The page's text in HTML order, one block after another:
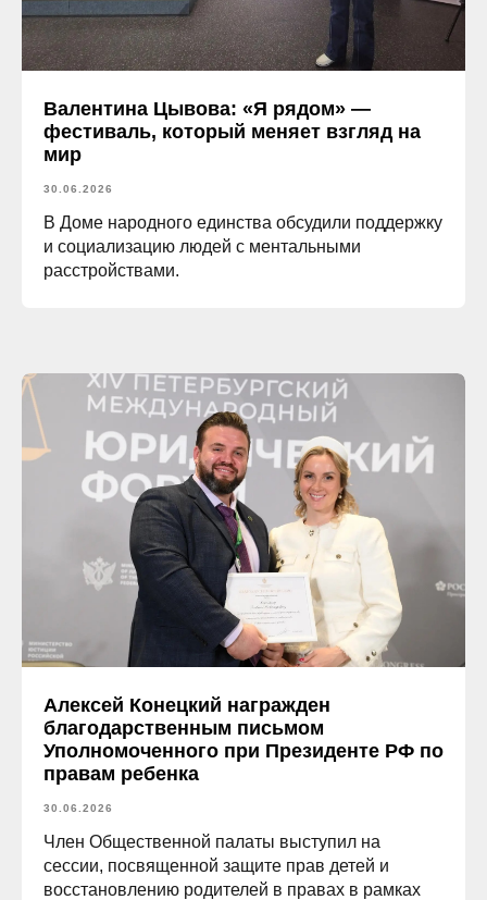
Валентина Цывова: «Я рядом» —
фестиваль, который меняет взгляд на
мир
30.06.2026
В Доме народного единства обсудили поддержку
и социализацию людей с ментальными
расстройствами.
Алексей Конецкий награжден
благодарственным письмом
Уполномоченного при Президенте РФ по
правам ребенка
30.06.2026
Член Общественной палаты выступил на
сессии, посвященной защите прав детей и
восстановлению родителей в правах в рамках